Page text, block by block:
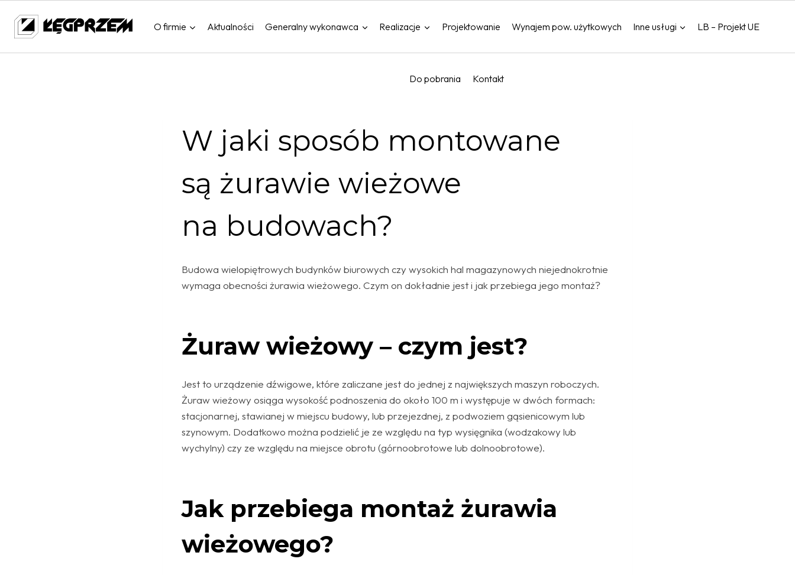
treści
O firmie Aktualności Generalny wykonawca Realizacje Projektowanie Wynajem pow. użytkowych Inne usługi LB – Projekt UE
Do pobrania Kontakt
W jaki sposób montowane
są żurawie wieżowe
na budowach?
Budowa wielopiętrowych budynków biurowych czy wysokich hal magazynowych niejednokrotnie
wymaga obecności żurawia wieżowego. Czym on dokładnie jest i jak przebiega jego montaż?
Żuraw wieżowy – czym jest?
Jest to urządzenie dźwigowe, które zaliczane jest do jednej z największych maszyn roboczych.
Żuraw wieżowy osiąga wysokość podnoszenia do około 100 m i występuje w dwóch formach:
stacjonarnej, stawianej w miejscu budowy, lub przejezdnej, z podwoziem gąsienicowym lub
szynowym. Dodatkowo można podzielić je ze względu na typ wysięgnika (wodzakowy lub
wychylny) czy ze względu na miejsce obrotu (górnoobrotowe lub dolnoobrotowe).
Jak przebiega montaż żurawia
wieżowego?